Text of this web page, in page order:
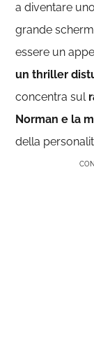
a diventare
grande
essere un
un thriller
concentra sul
Norman e la
della